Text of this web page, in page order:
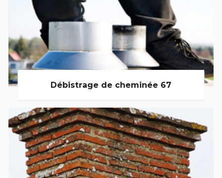
Débistrage de cheminée 67